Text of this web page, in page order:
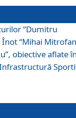
“Dumitru
“Mihai
obiective aflate